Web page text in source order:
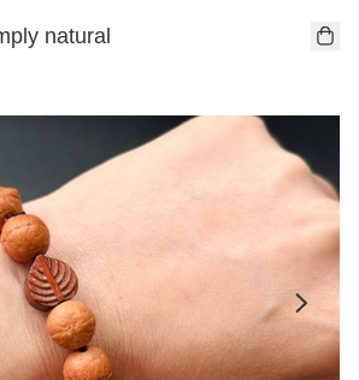
natural